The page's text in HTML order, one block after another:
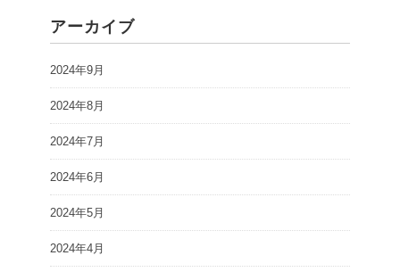
アーカイブ
2024年9月
2024年8月
2024年7月
2024年6月
2024年5月
2024年4月